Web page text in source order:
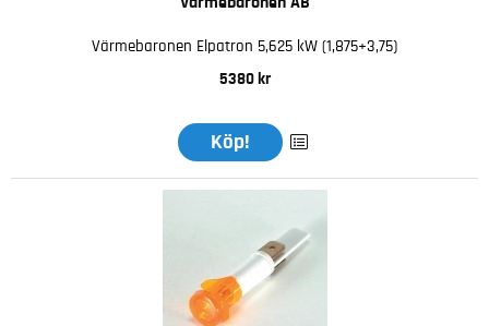
Värmebaronen Elpatron 5,625 kW (1,875+3,75)
5380 kr
Köp!